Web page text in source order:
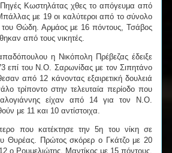
Κωστηλάτας χθες το απόγευμα από
με 19 οι καλύτεροι από το σύνολο
Θώδη. Αρμάος με 16 πόντους, Τσάβος
από τους νικητές.
η Νικόπολη Πρέβεζας έδειξε
επί του Ν.Ο. Σαρωνίδας με τον Σιπητάνο
από 12 κάνοντας εξαιρετική δουλειά
τρίποντο στην τελευταία περίοδο που
είχαν από 14 για τον Ν.Ο.
με 11 και 10 αντίστοιχα.
που κατέκτησε την 5η του νίκη σε
Θυρέας. Πρώτος σκόρερ ο Γκάτζο με 20
ο Ρουμελιώτης. Μαντίκος με 15 πόντους,